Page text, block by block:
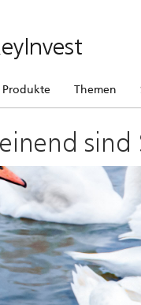
Produkte Themen